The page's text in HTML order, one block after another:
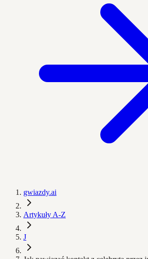
gwiazdy.ai
Artykuły A-Z
J